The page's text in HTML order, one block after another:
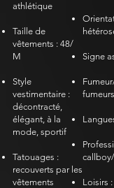
athlétique
Taille de
vêtements : 48/
M
Style
vestimentaire :
décontracté,
élégant, à la
mode, sportif
Tatouages :
recouverts par les
vêtements
Signe
fumeurs
Loisirs